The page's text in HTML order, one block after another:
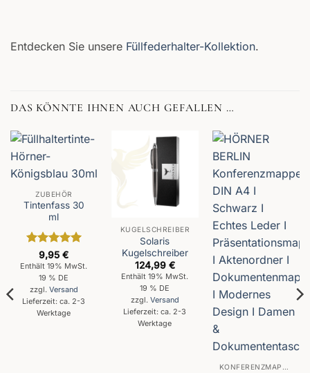
Entdecken Sie unsere Füllfederhalter-Kollektion.
DAS KÖNNTE IHNEN AUCH GEFALLEN …
ZUBEHÖR
Tintenfass 30
ml
Bewertet
mit5von
9,95€
Enthält 19% MwSt.
19 % DE
zzgl. Versand
Lieferzeit: ca. 2-3
Werktage
KUGELSCHREIBER
Solaris
Kugelschreiber
124,99 €
Enthält 19% MwSt.
19 % DE
zzgl. Versand
Lieferzeit: ca. 2-3
Werktage
KONFERENZMAPPEN